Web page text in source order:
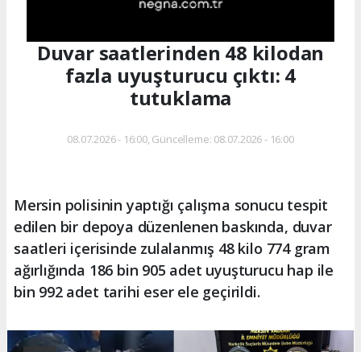
Duvar saatlerinden 48 kilodan
fazla uyuşturucu çıktı: 4
tutuklama
08.07.2026 - 16:00, Güncelleme: 08.07.2026 - 16:00
Mersin polisinin yaptığı çalışma sonucu tespit
edilen bir depoya düzenlenen baskında, duvar
saatleri içerisinde zulalanmış 48 kilo 774 gram
ağırlığında 186 bin 905 adet uyuşturucu hap ile
bin 992 adet tarihi eser ele geçirildi.